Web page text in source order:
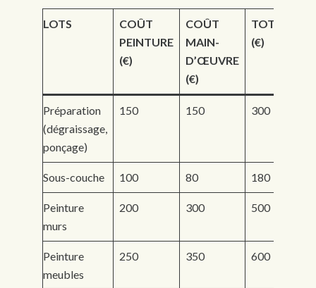
LOTS
COÛT
PEINTURE
(€)
COÛT
MAIN-
D’ŒUVRE
(€)
TOTAL
(€)
Préparation
(dégraissage,
ponçage)
150 150 300
Sous-couche 100 80 180
Peinture
murs
200 300 500
Peinture
meubles
250 350 600